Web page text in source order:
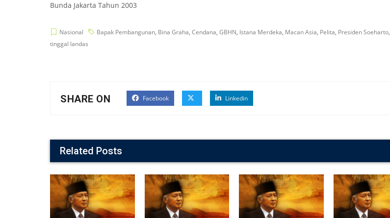
Bunda Jakarta Tahun 2003
Nasional Bapak Pembangunan, Bina Graha, Cendana, GBHN, Istana Merdeka, Macan Asia, Pelita, Presiden Soeharto,
tinggal landas
SHARE ON Facebook Linkedin
Related Posts